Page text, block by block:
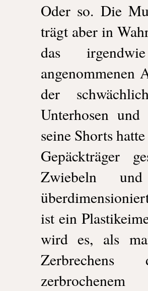
Oder so. Die
trägt aber in
das
angenommenen
der
Unterhosen
seine Shorts
Gepäckträger
Zwiebeln
ist ein
wird es, als